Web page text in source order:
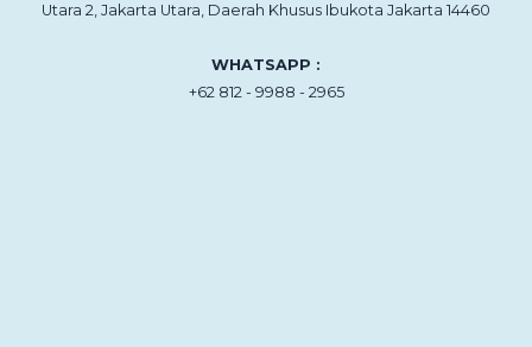
Utara 2, Jakarta Utara, Daerah Khusus Ibukota Jakarta 14460
WHATSAPP :
+62 812 - 9988 - 2965